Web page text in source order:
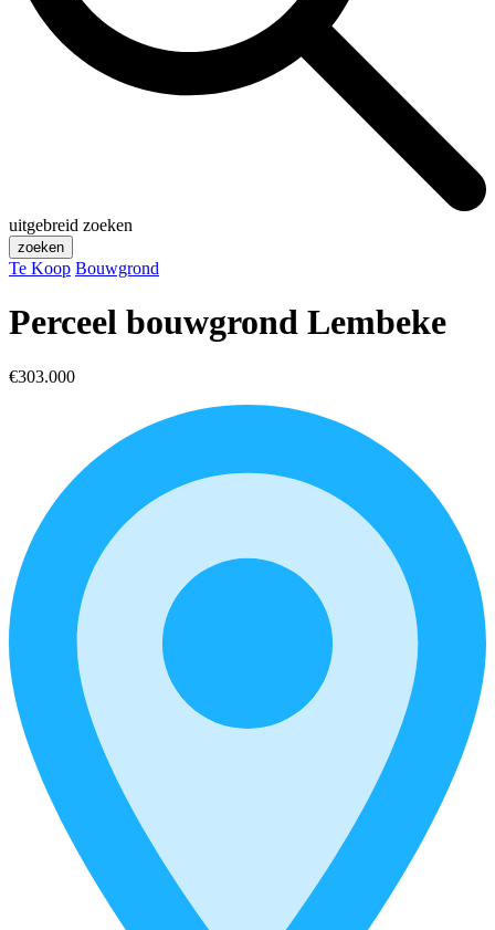
uitgebreid zoeken
zoeken
Te Koop Bouwgrond
Perceel bouwgrond Lembeke
€303.000